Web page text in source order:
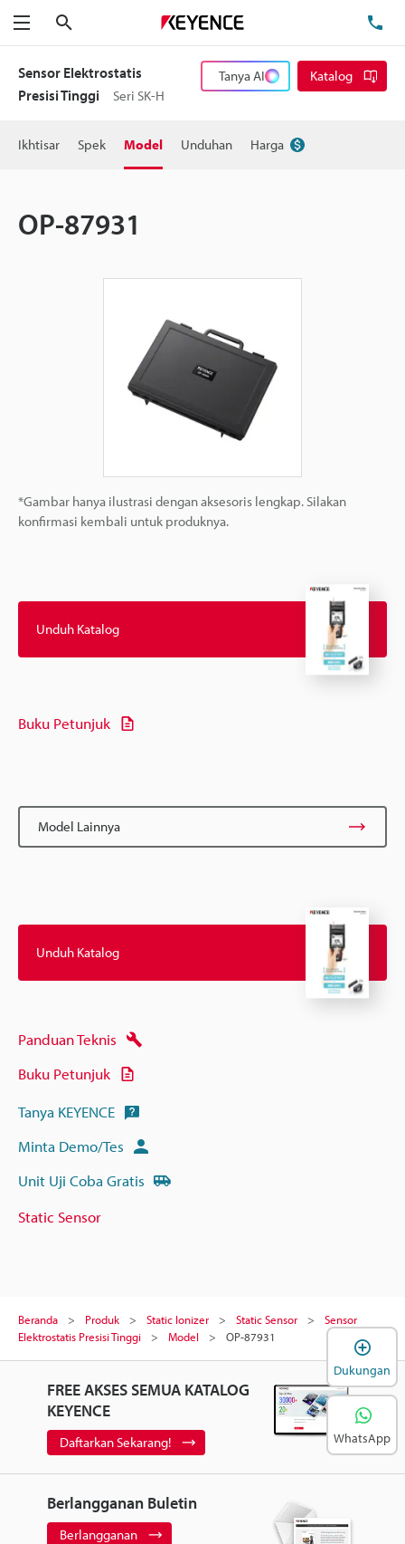
Menu
Sensor Elektrostatis
Presisi Tinggi
Seri SK-H
Tanya AI Katalog
Ikhtisar Spek Model Unduhan Harga
OP-87931
*Gambar hanya ilustrasi dengan aksesoris lengkap. Silakan
konfirmasi kembali untuk produknya.
Unduh Katalog
Buku Petunjuk
Model Lainnya
Unduh Katalog
Panduan Teknis
Buku Petunjuk
Tanya KEYENCE
Minta Demo/Tes
Unit Uji Coba Gratis
Static Sensor
Beranda Produk Static Ionizer Static Sensor
Sensor
Elektrostatis Presisi Tinggi
Model OP-87931
FREE AKSES SEMUA KATALOG
KEYENCE
Daftarkan Sekarang!
Berlangganan Buletin
Berlangganan
Dukungan
WhatsApp